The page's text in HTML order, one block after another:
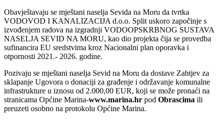
Obavještavaju se mještani naselja Sevida na Moru da tvrtka
VODOVOD I KANALIZACIJA d.o.o. Split uskoro započinje s
izvođenjem radova na izgradnji VODOOPSKRBNOG SUSTAVA
NASELJA SEVID NA MORU, kao dio projekta čija se provedba
sufinancira EU sredstvima kroz Nacionalni plan oporavka i
otpornosti 2021.- 2026. godine.
Pozivaju se mještani naselja Sevid na Moru da dostave Zahtjev za
sklapanje Ugovora o donaciji za građenje i održavanje komunalne
infrastrukture u iznosu od 2.000,00 EUR, koji se može pronaći na
stranicama Općine Marina-www.marina.hr pod Obrascima ili
preuzeti osobno na protokolu Općine Marina.